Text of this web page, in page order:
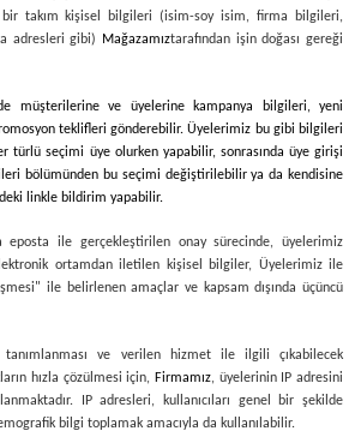
takım kişisel bilgileri (isim-soy isim, firma bilgileri,
adresleri gibi)
Mağazamıztarafından işin doğası gereği
müşterilerine ve üyelerine kampanya bilgileri, yeni
teklifleri gönderebilir. Üyelerimiz bu gibi bilgileri
türlü seçimi üye olurken yapabilir, sonrasında üye girişi
bölümünden bu seçimi değiştirilebilir ya da kendisine
linkle bildirim yapabilir.
eposta ile gerçekleştirilen onay sürecinde, üyelerimiz
ortamdan iletilen kişisel bilgiler, Üyelerimiz ile
ile belirlenen amaçlar ve kapsam dışında üçüncü
ve verilen hizmet ile ilgili çıkabilecek
hızla çözülmesi için, Firmamız, üyelerinin IP adresini
IP adresleri, kullanıcıları genel bir şekilde
bilgi toplamak amacıyla da kullanılabilir.